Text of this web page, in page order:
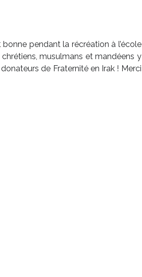
pendant la récréation à l’école
musulmans et mandéens y
de Fraternité en Irak ! Merci